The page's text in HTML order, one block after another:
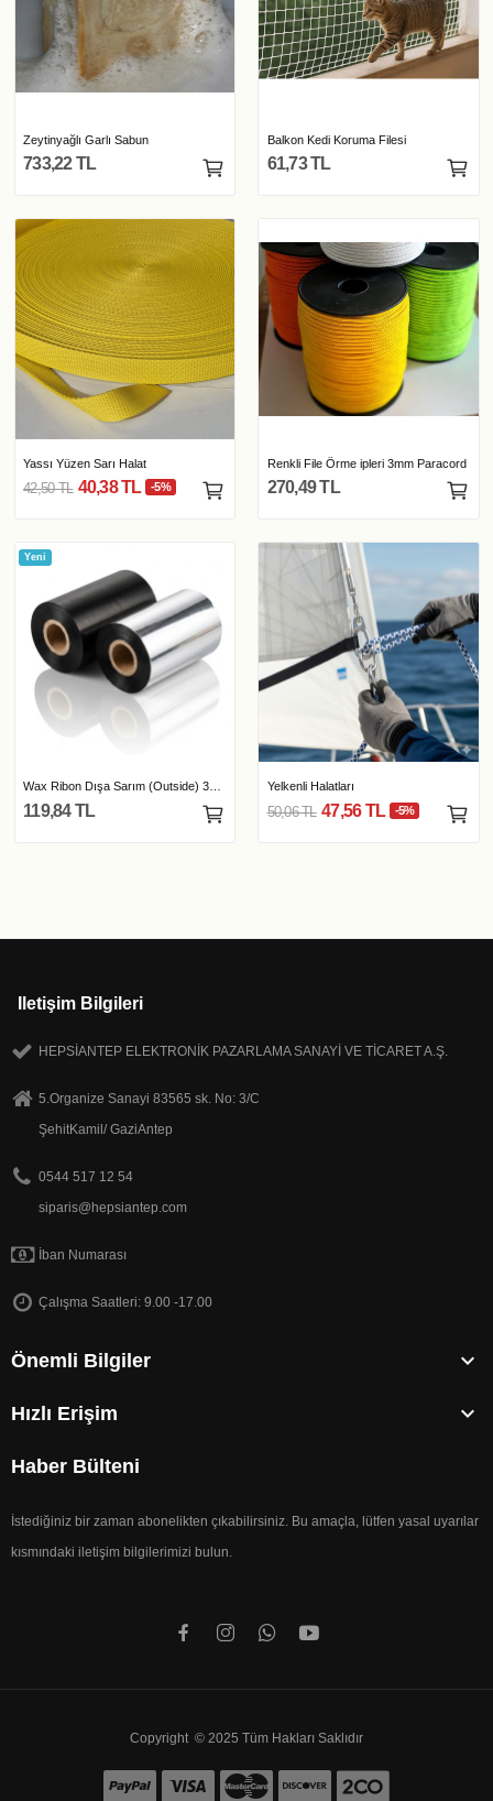
Zeytinyağlı Garlı Sabun
733,22 TL
Balkon Kedi Koruma Filesi
61,73 TL
Yassı Yüzen Sarı Halat
42,50 TL 40,38 TL -5%
Renkli File Örme ipleri 3mm Paracord
270,49 TL
Yeni
119,84 TL
Yelkenli Halatları
50,06 TL 47,56 TL -5%
Iletişim Bilgileri
HEPSİANTEP ELEKTRONİK PAZARLAMA SANAYİ VE TİCARET A.Ş.
5.Organize Sanayi 83565 sk. No: 3/C
ŞehitKamil/ GaziAntep
0544 517 12 54
siparis@hepsiantep.com
İban Numarası
Çalışma Saatleri: 9.00 -17.00
Önemli Bilgiler 
Hızlı Erişim 
Haber Bülteni
İstediğiniz bir zaman abonelikten çıkabilirsiniz. Bu amaçla, lütfen yasal uyarılar
kısmındaki iletişim bilgilerimizi bulun.
Copyright © 2025 Tüm Hakları Saklıdır